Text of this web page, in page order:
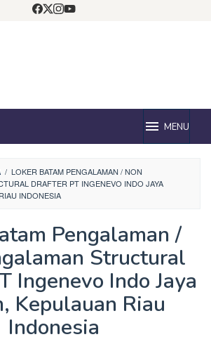
MENU
/ LOKER BATAM PENGALAMAN / NON
DRAFTER PT INGENEVO INDO JAYA
INDONESIA
Pengalaman /
Structural
Ingenevo Indo Jaya
Kepulauan Riau
Indonesia